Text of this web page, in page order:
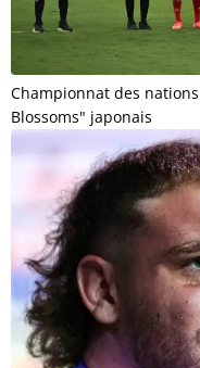
Championnat des
Blossoms" japonais